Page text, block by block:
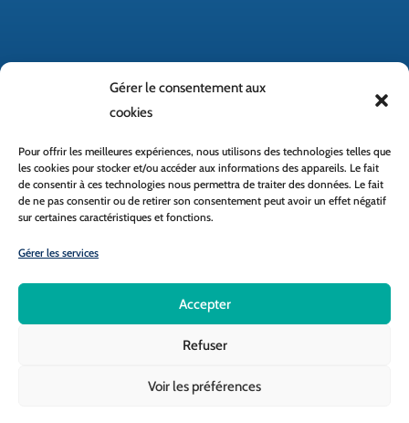
Gérer le consentement aux
cookies
Pour offrir les meilleures expériences, nous utilisons des technologies telles que
les cookies pour stocker et/ou accéder aux informations des appareils. Le fait
de consentir à ces technologies nous permettra de traiter des données. Le fait
de ne pas consentir ou de retirer son consentement peut avoir un effet négatif
sur certaines caractéristiques et fonctions.
Gérer les services
Accepter
Refuser
Voir les préférences
Accès rapide
École directe
Réseau MAT
© 2026 Collège Saint-Joseph Cancale